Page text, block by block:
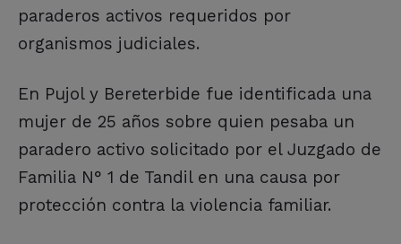
paraderos activos requeridos por
organismos judiciales.
En Pujol y Bereterbide fue identificada una
mujer de 25 años sobre quien pesaba un
paradero activo solicitado por el Juzgado de
Familia N° 1 de Tandil en una causa por
protección contra la violencia familiar.